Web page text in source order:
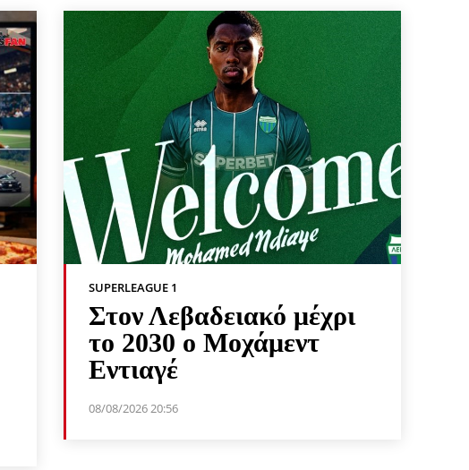
SUPERLEAGUE 1
Στον Λεβαδειακό μέχρι
το 2030 ο Μοχάμεντ
Εντιαγέ
08/08/2026 20:56